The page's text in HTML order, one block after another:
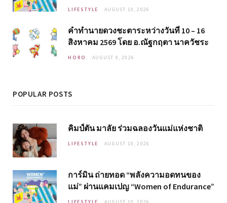
LIFESTYLE AUGUST 10, 2026
คำทำนายดวงชะตาระหว่างวันที่ 10 – 16
สิงหาคม 2569 โดย อ.ณัฐกฤตา นาควัชระ
HORO AUGUST 9, 2026
POPULAR POSTS
คิมป์ตัน มาลัย ร่วมฉลองวันแม่แห่งชาติ
LIFESTYLE AUGUST 10, 2026
การ์มิน ถ่ายทอด “พลังความอดทนของ
แม่” ผ่านแคมเปญ “Women of Endurance”